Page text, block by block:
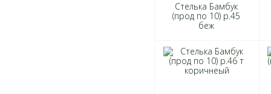
Стелька Бамбук
(прод по 10) р.45
беж